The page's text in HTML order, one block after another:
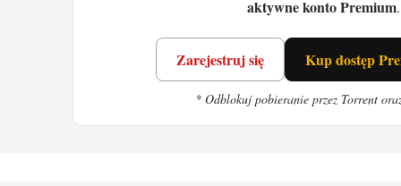
Simulator - prowadzenie
polega? Przyjmujesz zamówienia,
aktywne konto Premium.
Zarejestruj się Kup dostęp
* Odblokuj pobieranie przez Torrent